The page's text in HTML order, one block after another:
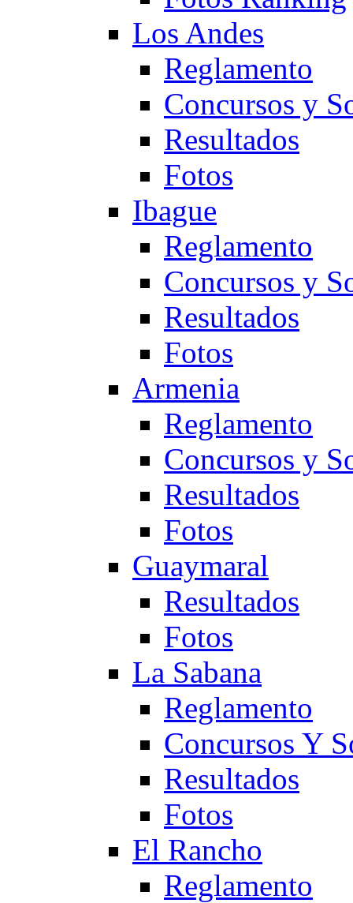
Los Andes
Reglamento
Concursos y
Resultados
Fotos
Ibague
Reglamento
Concursos y
Resultados
Fotos
Armenia
Reglamento
Concursos y
Resultados
Fotos
Guaymaral
Resultados
Fotos
La Sabana
Reglamento
Concursos Y
Resultados
Fotos
El Rancho
Reglamento